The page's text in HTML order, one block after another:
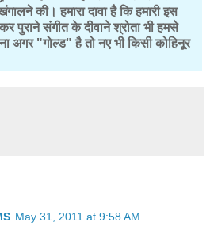
की। हमारा दावा है कि हमारी इस
पुराने संगीत के दीवाने श्रोता भी हमसे
अगर "गोल्ड" है तो नए भी किसी कोहिनूर
May 31, 2011 at 9:58 AM